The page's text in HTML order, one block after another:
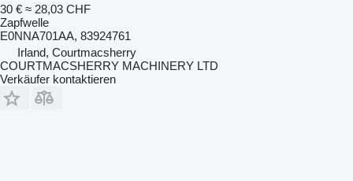
30 € ≈ 28,03 CHF
Zapfwelle
E0NNA701AA, 83924761
Irland, Courtmacsherry
COURTMACSHERRY MACHINERY LTD
Verkäufer kontaktieren